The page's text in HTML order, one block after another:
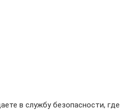
в службу безопасности, где